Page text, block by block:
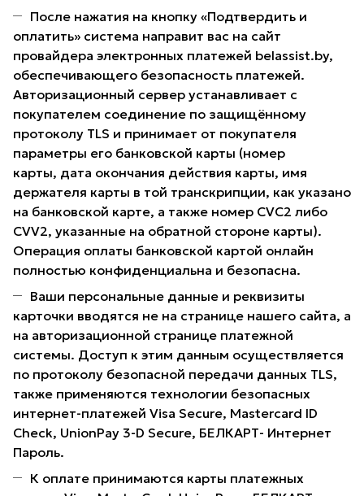
После нажатия на кнопку «Подтвердить и
оплатить» система направит вас на сайт
провайдера электронных платежей belassist.by,
обеспечивающего безопасность платежей.
Авторизационный сервер устанавливает с
покупателем соединение по защищённому
протоколу TLS и принимает от покупателя
параметры его банковской карты (номер
карты, дата окончания действия карты, имя
держателя карты в той транскрипции, как указано
на банковской карте, а также номер CVC2 либо
CVV2, указанные на обратной стороне карты).
Операция оплаты банковской картой онлайн
полностью конфиденциальна и безопасна.
Ваши персональные данные и реквизиты
карточки вводятся не на странице нашего сайта, а
на авторизационной странице платежной
системы. Доступ к этим данным осуществляется
по протоколу безопасной передачи данных TLS,
также применяются технологии безопасных
интернет-платежей Visa Secure, Mastercard ID
Check, UnionPay 3-D Secure, БЕЛКАРТ- Интернет
Пароль.
К оплате принимаются карты платежных